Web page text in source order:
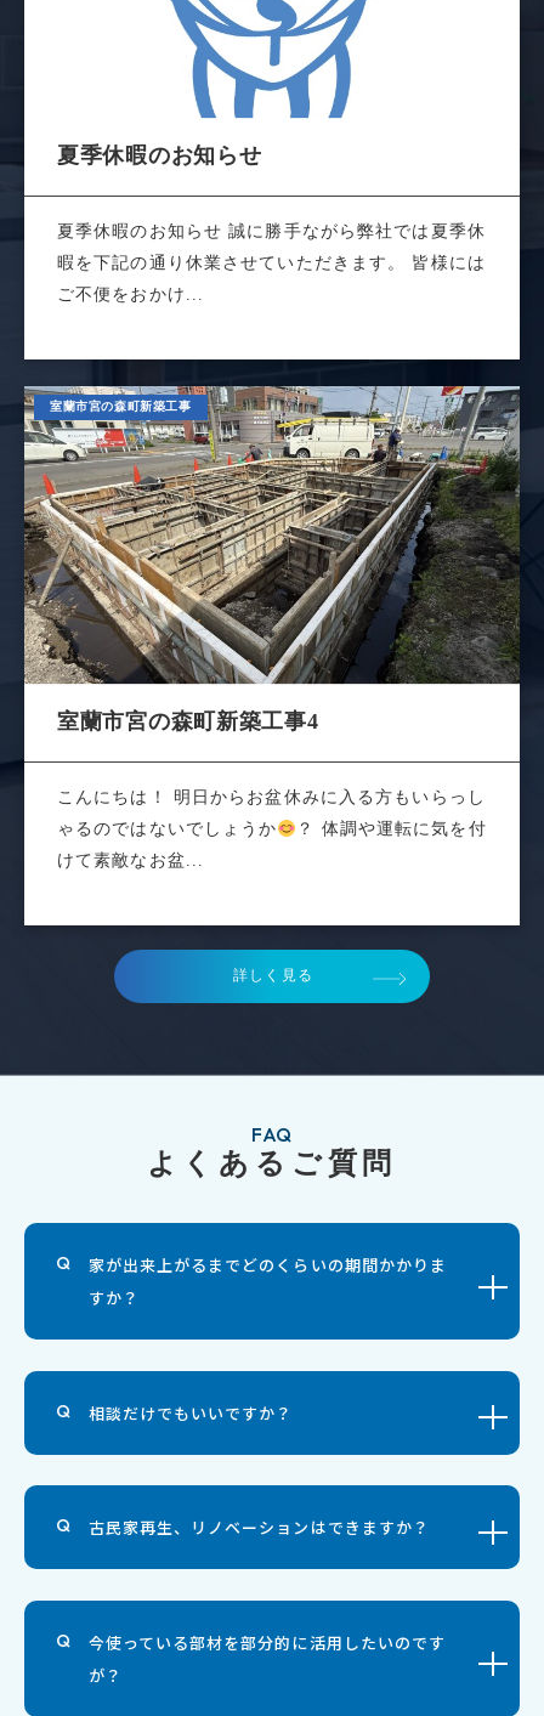
夏季休暇のお知らせ
夏季休暇のお知らせ 誠に勝手ながら弊社では夏季休
暇を下記の通り休業させていただきます。 皆様には
ご不便をおかけ...
室蘭市宮の森町新築工事
室蘭市宮の森町新築工事4
こんにちは！ 明日からお盆休みに入る方もいらっし
ゃるのではないでしょうか
？ 体調や運転に気を付
けて素敵なお盆...
詳しく見る
FAQ
よくあるご質問
家が出来上がるまでどのくらいの期間かかりま
すか？
相談だけでもいいですか？
古民家再生、リノベーションはできますか？
今使っている部材を部分的に活用したいのです
が？